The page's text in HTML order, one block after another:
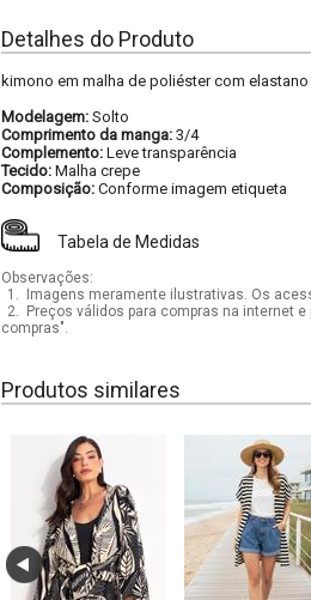
Detalhes do Produto
kimono em malha de poliéster com
Modelagem: Solto
Comprimento da manga: 3/4
Complemento: Leve transparência
Tecido: Malha crepe
Composição: Conforme imagem etiqueta
Tabela de Medidas
Observações:
1.
Imagens meramente ilustrativas. Os
2.
Preços válidos para compras na internet
compras".
Produtos similares